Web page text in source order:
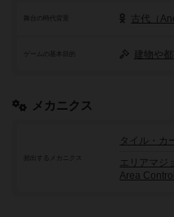
舞台の時代背景 古代（
ゲームの基本目的 建物や
メカニクス
頻出するメカニクス
タイル・カ
エリアマジ
Area